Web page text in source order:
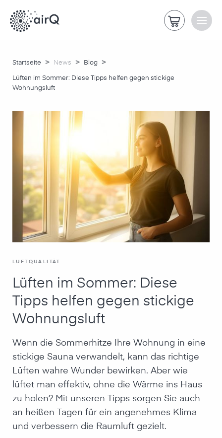
Startseite > News > Blog >
Lüften im Sommer: Diese Tipps helfen gegen stickige
Wohnungsluft
LUFTQUALITÄT
Lüften im Sommer: Diese
Tipps helfen gegen stickige
Wohnungsluft
Wenn die Sommerhitze Ihre Wohnung in eine
stickige Sauna verwandelt, kann das richtige
Lüften wahre Wunder bewirken. Aber wie
lüftet man effektiv, ohne die Wärme ins Haus
zu holen? Mit unseren Tipps sorgen Sie auch
an heißen Tagen für ein angenehmes Klima
und verbessern die Raumluft gezielt.